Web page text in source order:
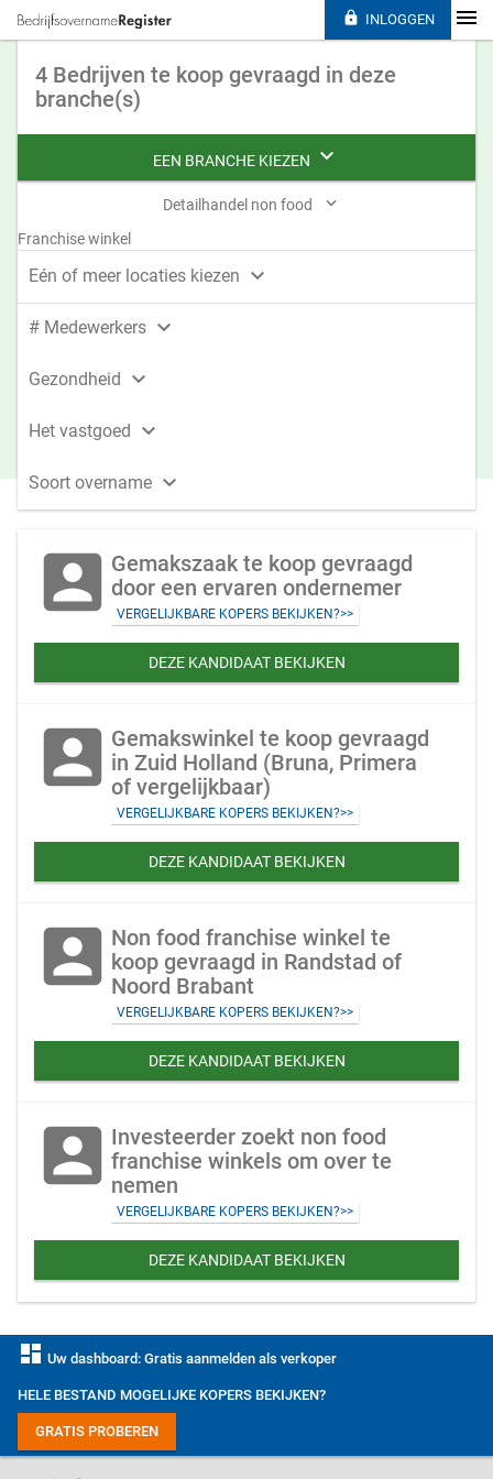
4 Bedrijven te koop gevraagd in deze
branche(s)
EEN BRANCHE KIEZEN 
Detailhandel non food 
Franchise winkel
Eén of meer locaties kiezen 
# Medewerkers 
Gezondheid 
Het vastgoed 
Soort overname 
account_box Gemakszaak te koop gevraagd
door een ervaren ondernemer
VERGELIJKBARE KOPERS BEKIJKEN?>>
DEZE KANDIDAAT BEKIJKEN
account_box Gemakswinkel te koop gevraagd
in Zuid Holland (Bruna, Primera
of vergelijkbaar)
VERGELIJKBARE KOPERS BEKIJKEN?>>
DEZE KANDIDAAT BEKIJKEN
account_box Non food franchise winkel te
koop gevraagd in Randstad of
Noord Brabant
VERGELIJKBARE KOPERS BEKIJKEN?>>
DEZE KANDIDAAT BEKIJKEN
account_box Investeerder zoekt non food
franchise winkels om over te
nemen
VERGELIJKBARE KOPERS BEKIJKEN?>>
DEZE KANDIDAAT BEKIJKEN
 INLOGGEN
dashboard Uw dashboard: Gratis aanmelden als verkoper
HELE BESTAND MOGELIJKE KOPERS BEKIJKEN?
GRATIS PROBEREN